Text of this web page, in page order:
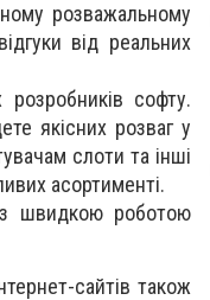
розважальному
від реальних
софту.
якісних розваг у
слоти та інші
асортименті.
з швидкою роботою
сайтів також